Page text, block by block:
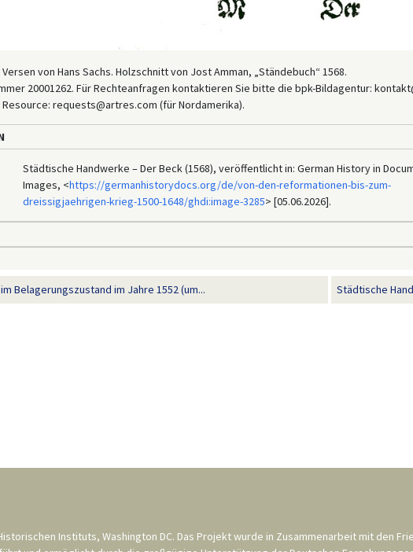
von Hans Sachs. Holzschnitt von Jost Amman, „Ständebuch“ 1568.
20001262. Für Rechteanfragen kontaktieren Sie bitte die bpk-Bildagentur:
requests@artres.com (für Nordamerika).
Städtische Handwerke – Der Beck (1568), veröffentlicht in: German History in
Images, <https://germanhistorydocs.org/de/von-den-reformationen-bis-zum-
dreissigjaehrigen-krieg-1500-1648/ghdi:image-3285> [05.06.2026].
Belagerungszustand im Jahre 1552 (um... Städtische
Instituts, Washington DC. Das Projekt wurde in Zusammenarbeit mit den